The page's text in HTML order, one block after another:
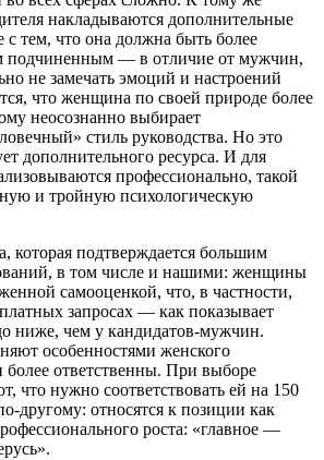
накладываются дополнительные
с тем, что она должна быть более
подчиненным — ​в отличие от мужчин,
не замечать эмоций и настроений
что женщина по своей природе более
неосознанно выбирает
стиль руководства. Но это
дополнительного ресурса. И для
профессионально, такой
и тройную психологическую
которая подтверждается большим
в том числе и нашими: женщины
самооценкой, что, в частности,
запросах — ​как показывает
ниже, чем у кандидатов-мужчин.
особенностями женского
более ответственны. При выборе
что нужно соответствовать ей на 150
другому: относятся к позиции как
роста: «главное —